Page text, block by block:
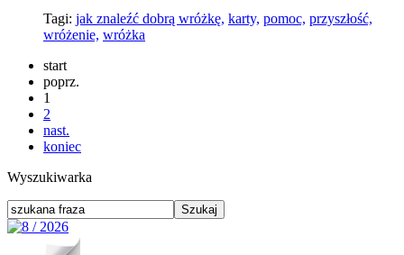
Tagi: jak znaleźć dobrą wróżkę, karty, pomoc, przyszłość,
wróżenie, wróżka
start
poprz.
1
2
nast.
koniec
Wyszukiwarka